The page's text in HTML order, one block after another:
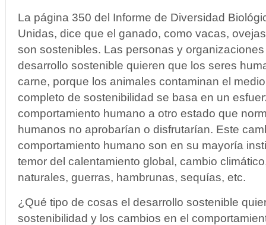
La página 350 del Informe de Diversidad
Unidas, dice que el ganado, como vacas,
son sostenibles. Las personas y
desarrollo sostenible quieren que los seres
carne, porque los animales contaminan el
completo de sostenibilidad se basa en un
comportamiento humano a otro estado que
humanos no aprobarían o disfrutarían. Este
comportamiento humano son en su mayoría
temor del calentamiento global, cambio
naturales, guerras, hambrunas, sequías, etc.
¿Qué tipo de cosas el desarrollo sostenible
sostenibilidad y los cambios en el